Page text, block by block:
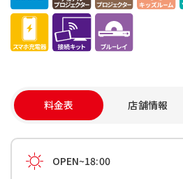
料金表 店舗情報
OPEN~18:00